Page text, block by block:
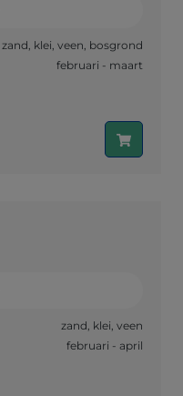
zand, klei, veen, bosgrond
februari - maart
zand, klei, veen
februari - april